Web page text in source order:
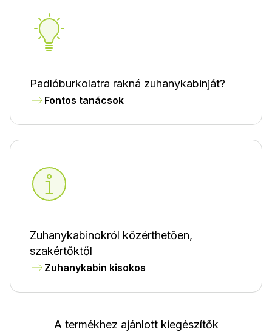
Padlóburkolatra rakná zuhanykabinját?
Fontos tanácsok
Zuhanykabinokról közérthetően,
szakértőktől
Zuhanykabin kisokos
A termékhez ajánlott kiegészítők